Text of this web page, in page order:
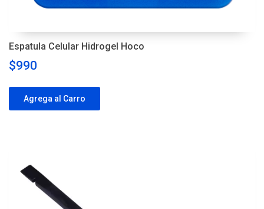
Espatula Celular Hidrogel Hoco
$990
Agrega al Carro